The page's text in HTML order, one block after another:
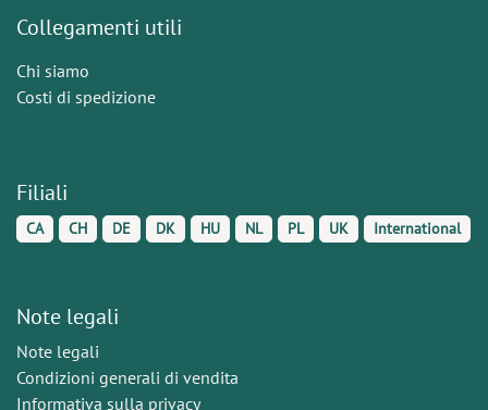
Collegamenti utili
Chi siamo
Costi di spedizione
Filiali
CA CH DE DK HU NL PL UK International
Note legali
Note legali
Condizioni generali di vendita
Informativa sulla privacy